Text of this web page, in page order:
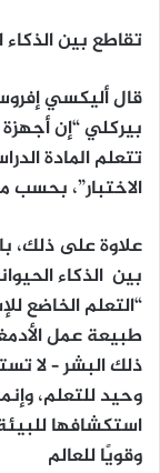
تقاطع بين الذكاء
قال أليكسي
بيركلي “إن أجهزة
تتعلم المادة
الاختبار”، بحسب
علاوة على ذلك،
بين الذكاء
“التعلم الخاضع
طبيعة عمل
ذلك البشر – لا
وحيد للتعلم،
استكشافها
وقويًا للعالم